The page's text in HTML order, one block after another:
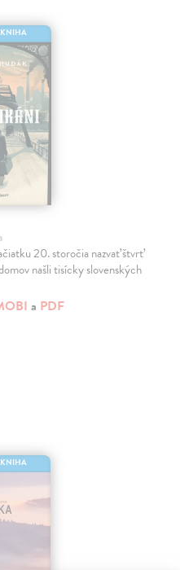
20. storočia nazvať štvrť
našli tisícky slovenských
a PDF